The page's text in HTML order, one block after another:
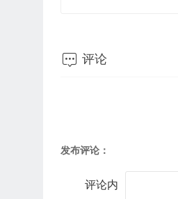
 评论
发布评论：
评论内